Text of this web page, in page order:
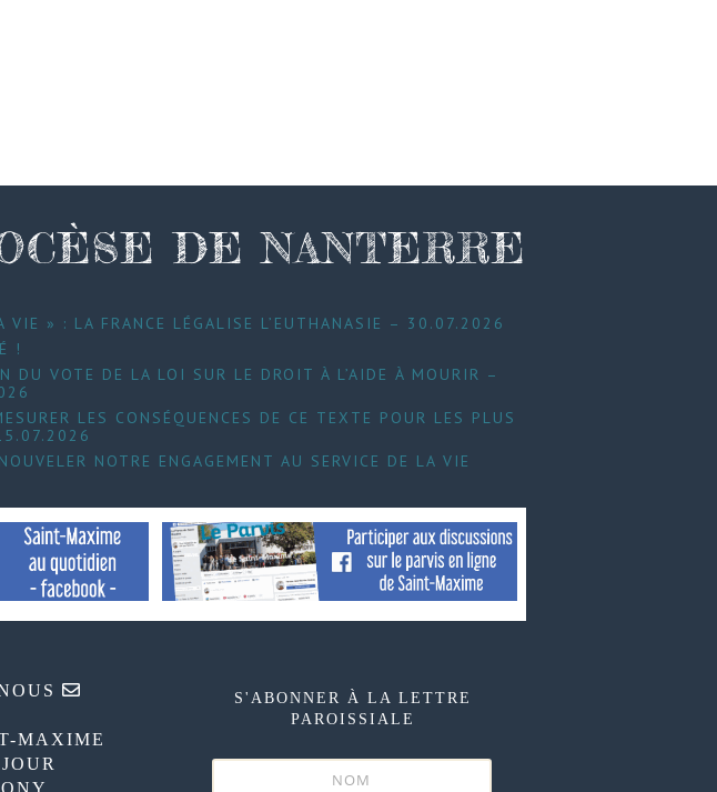
DE NANTERRE
VIE » : LA FRANCE LÉGALISE L’EUTHANASIE – 30.07.2026
!
DU VOTE DE LA LOI SUR LE DROIT À L’AIDE À MOURIR –
LES CONSÉQUENCES DE CE TEXTE POUR LES PLUS
NOTRE ENGAGEMENT AU SERVICE DE LA VIE
MAXIME
S'ABONNER À LA LETTRE
PAROISSIALE